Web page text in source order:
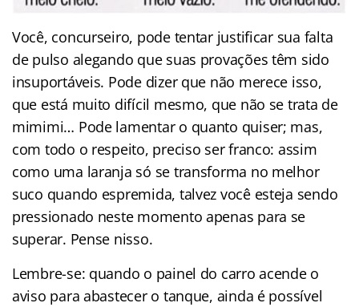
Você, concurseiro, pode tentar justificar sua falta
de pulso alegando que suas provações têm sido
insuportáveis. Pode dizer que não merece isso,
que está muito difícil mesmo, que não se trata de
mimimi… Pode lamentar o quanto quiser; mas,
com todo o respeito, preciso ser franco: assim
como uma laranja só se transforma no melhor
suco quando espremida, talvez você esteja sendo
pressionado neste momento apenas para se
superar. Pense nisso.
Lembre-se: quando o painel do carro acende o
aviso para abastecer o tanque, ainda é possível